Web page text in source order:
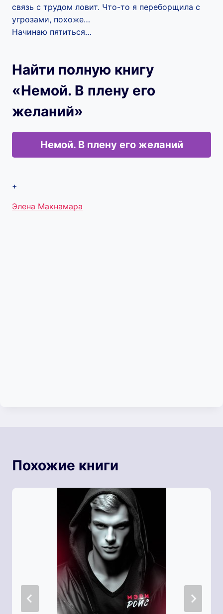
связь с трудом ловит. Что-то я переборщила с
угрозами, похоже…
Начинаю пятиться…
Найти полную книгу
«Немой. В плену его
желаний»
Немой. В плену его желаний
+
Метки
Элена Макнамара
Похожие книги